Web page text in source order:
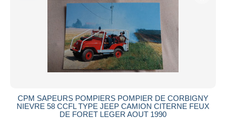
CPM SAPEURS POMPIERS POMPIER DE CORBIGNY
NIEVRE 58 CCFL TYPE JEEP CAMION CITERNE FEUX
DE FORET LEGER AOUT 1990